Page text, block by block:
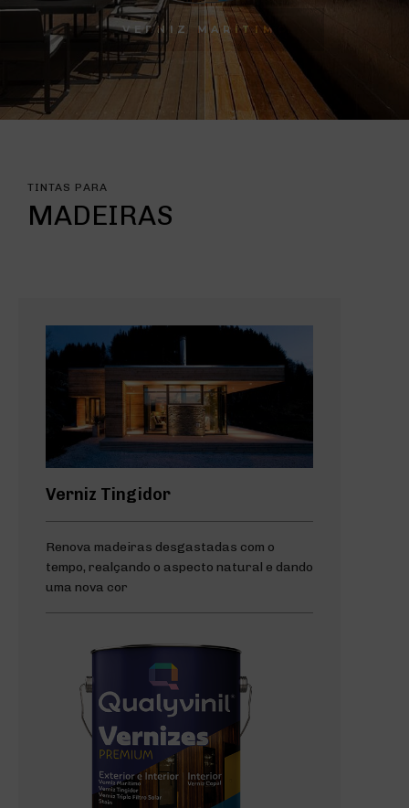
VERNIZ MARÍTIMO
VERNIZ MARÍTIMO
TINTAS PARA
MADEIRAS
Verniz Tingidor
Renova madeiras desgastadas com o
tempo, realçando o aspecto natural e dando
uma nova cor